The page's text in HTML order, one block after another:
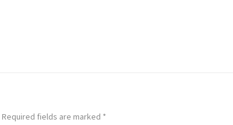
Required fields are marked *